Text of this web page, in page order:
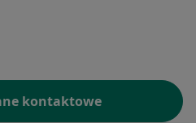
kontaktowe